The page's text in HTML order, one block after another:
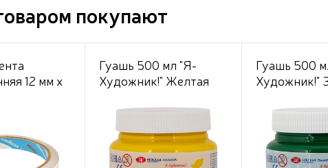
покупают
12 мм x
мкм,
втулка
Гуашь 500 мл "Я-
Художник!" Желтая
Гуашь 500
Художник!"